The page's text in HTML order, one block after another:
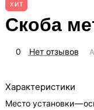
ХИТ
Скоба
0 Нет отзывов
Характеристики
Место установки—